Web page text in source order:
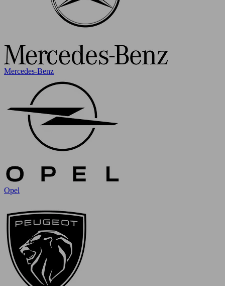
Mercedes-Benz
Opel